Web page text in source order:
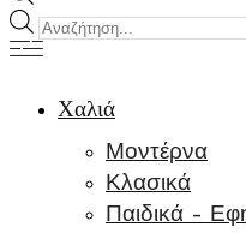
Products
search
Χαλιά
Μοντέρνα
Κλασικά
Παιδικά –